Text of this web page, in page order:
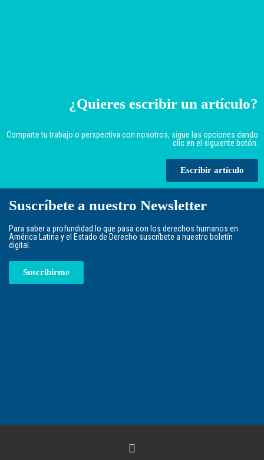
¿Quieres escribir un artículo?
Comparte tu trabajo o perspectiva con nosotros, sigue las opciones dando
clic en el siguiente botón.
Escribir artículo
Suscríbete a nuestro Newsletter
Para saber a profundidad lo que pasa con los derechos humanos en
América Latina y el Estado de Derecho suscríbete a nuestro boletín
digital.
Suscribirme